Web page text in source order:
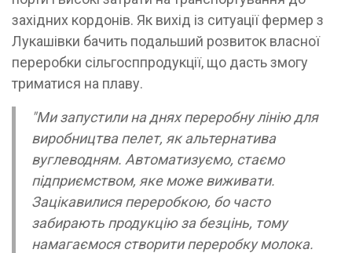
західних кордонів. Як вихід із ситуації фермер з
Лукашівки бачить подальший розвиток власної
переробки сільгосппродукції, що дасть змогу
триматися на плаву.
"Ми запустили на днях переробну лінію для
виробництва пелет, як альтернатива
вуглеводням. Автоматизуємо, стаємо
підприємством, яке може виживати.
Зацікавилися переробкою, бо часто
забирають продукцію за безцінь, тому
намагаємося створити переробку молока.